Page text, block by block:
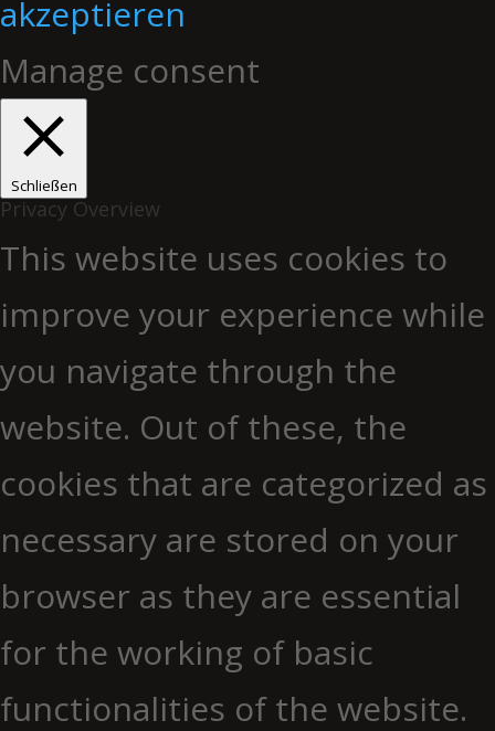
akzeptieren
Manage consent
Schließen
Privacy Overview
This website uses cookies to
improve your experience while
you navigate through the
website. Out of these, the
cookies that are categorized as
necessary are stored on your
browser as they are essential
for the working of basic
functionalities of the website.